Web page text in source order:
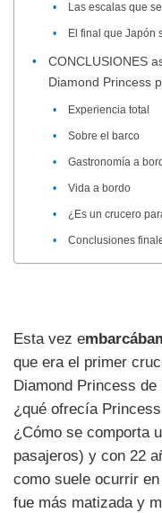
Las escalas que
El final que Japón
CONCLUSIONES
Diamond Princess
Experiencia total
Sobre el barco
Gastronomía a
Vida a bordo
¿Es un crucero
Conclusiones
Esta vez e
que era el primer
Diamond Princess
¿qué ofrecía
¿Cómo se comporta
pasajeros) y con 22
como suele ocurrir
fue más matizada y